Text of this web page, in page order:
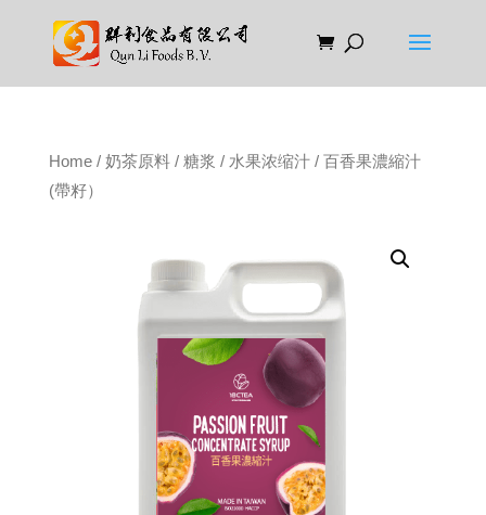
Home/ 奶茶原料/ 糖浆 / 水果浓缩汁/ 百香果濃縮汁
(帶籽）